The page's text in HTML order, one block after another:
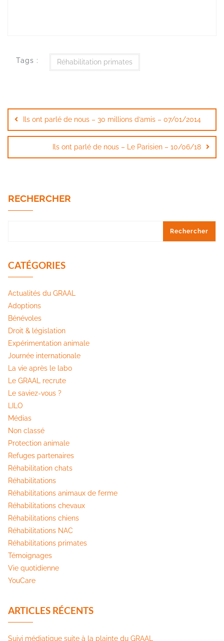
Tags : Réhabilitation primates
de
l’article
Ils ont parlé de nous – 30 millions d’amis – 07/01/2014
Ils ont parlé de nous – Le Parisien – 10/06/18
RECHERCHER
Rechercher
CATÉGORIES
Actualités du GRAAL
Adoptions
Bénévoles
Droit & législation
Expérimentation animale
Journée internationale
La vie après le labo
Le GRAAL recrute
Le saviez-vous ?
LILO
Médias
Non classé
Protection animale
Refuges partenaires
Réhabilitation chats
Réhabilitations
Réhabilitations animaux de ferme
Réhabilitations chevaux
Réhabilitations chiens
Réhabilitations NAC
Réhabilitations primates
Témoignages
Vie quotidienne
YouCare
ARTICLES RÉCENTS
Suivi médiatique suite à la plainte du GRAAL